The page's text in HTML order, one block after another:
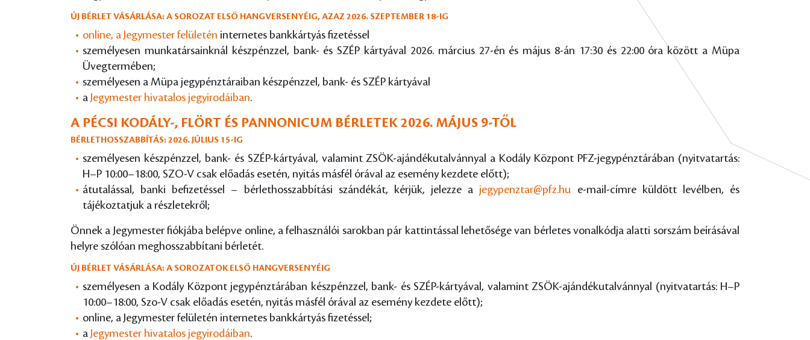
ÚJ BÉRLET VÁSÁRLÁSA: A SOROZAT ELSŐ HANGVERSENYÉIG, AZAZ 2026. SZEPTEMBER 18-IG
online, a Jegymester felületén internetes bankkártyás fizetéssel
személyesen munkatársainknál készpénzzel, bank- és SZÉP kártyával 2026. március 27-én és május 8-án 17:30 és 22:00 óra között a Müpa
Üvegtermében;
személyesen a Müpa jegypénztáraiban készpénzzel, bank- és SZÉP kártyával
a Jegymester hivatalos jegyirodáiban.
A PÉCSI KODÁLY-, FLÖRT ÉS PANNONICUM BÉRLETEK 2026. MÁJUS 9-TŐL
BÉRLETHOSSZABBÍTÁS: 2026. JÚLIUS 15-IG
személyesen készpénzzel, bank- és SZÉP-kártyával, valamint ZSÖK-ajándékutalvánnyal a Kodály Központ PFZ-jegypénztárában (nyitvatartás:
H–P 10:00–18:00, SZO-V csak előadás esetén, nyitás másfél órával az esemény kezdete előtt);
átutalással, banki befizetéssel – bérlethosszabbítási szándékát, kérjük, jelezze a jegypenztar@pfz.hu e-mail-címre küldött levélben, és
tájékoztatjuk a részletekről;
Önnek a Jegymester fiókjába belépve online, a felhasználói sarokban pár kattintással lehetősége van bérletes vonalkódja alatti sorszám beírásával
helyre szólóan meghosszabbítani bérletét.
ÚJ BÉRLET VÁSÁRLÁSA: A SOROZATOK ELSŐ HANGVERSENYÉIG
személyesen a Kodály Központ jegypénztárában készpénzzel, bank- és SZÉP-kártyával, valamint ZSÖK-ajándékutalvánnyal (nyitvatartás: H–P
10:00–18:00, Szo-V csak előadás esetén, nyitás másfél órával az esemény kezdete előtt);
online, a Jegymester felületén internetes bankkártyás fizetéssel;
a Jegymester hivatalos jegyirodáiban.